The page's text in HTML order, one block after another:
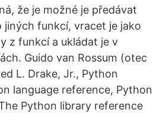
že je možné je předávat
jiných funkcí, vracet je jako
z funkcí a ukládat je v
Guido van Rossum (otec
L. Drake, Jr., Python
language reference, Python
Python library reference